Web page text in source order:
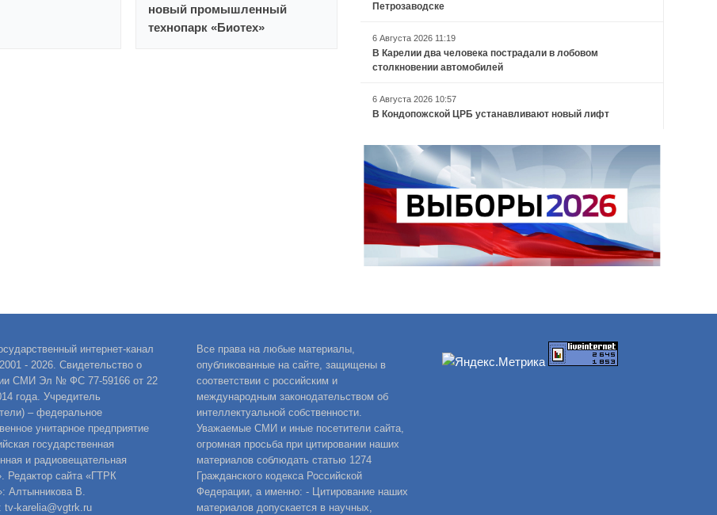
новый промышленный
технопарк «Биотех»
Петрозаводске
6 Августа 2026 11:19
В Карелии два человека пострадали в лобовом
столкновении автомобилей
6 Августа 2026 10:57
В Кондопожской ЦРБ устанавливают новый лифт
интернет-канал
- 2026. Свидетельство о
СМИ Эл № ФС 77-59166 от 22
года. Учредитель
– федеральное
унитарное предприятие
государственная
и радиовещательная
Редактор сайта «ГТРК
Алтынникова В.
tv-karelia@vgtrk.ru
Все права на любые материалы,
опубликованные на сайте, защищены в
соответствии с российским и
международным законодательством об
интеллектуальной собственности.
Уважаемые СМИ и иные посетители сайта,
огромная просьба при цитировании наших
материалов соблюдать статью 1274
Гражданского кодекса Российской
Федерации, а именно: - Цитирование наших
материалов допускается в научных,